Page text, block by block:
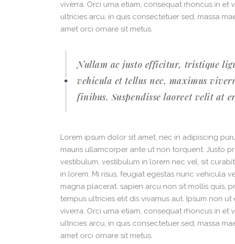
viverra. Orci urna etiam, consequat rhoncus in et
ultricies arcu, in quis consectetuer sed, massa
amet orci ornare sit metus.
Nullam ac justo efficitur, tristique
vehicula et tellus nec, maximus
finibus. Suspendisse laoreet velit at
Lorem ipsum dolor sit amet, nec in adipiscing
mauris ullamcorper ante ut non torquent. Justo
vestibulum, vestibulum in lorem nec vel, sit
in lorem. Mi risus, feugiat egestas nunc vehicula
magna placerat, sapien arcu non sit mollis quis,
tempus ultricies elit dis vivamus aut. Ipsum non
viverra. Orci urna etiam, consequat rhoncus in et
ultricies arcu, in quis consectetuer sed, massa
amet orci ornare sit metus.